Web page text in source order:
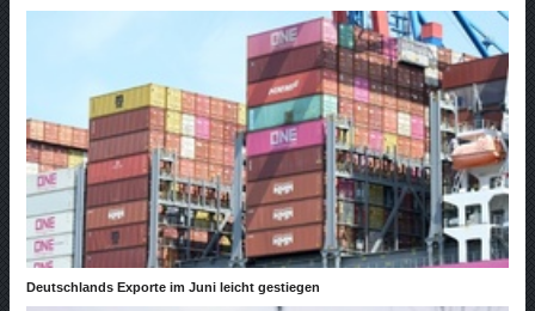
Deutschlands Exporte im Juni leicht gestiegen